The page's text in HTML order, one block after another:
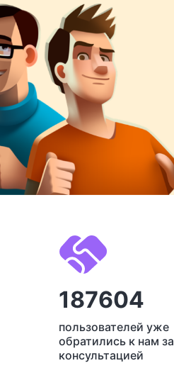
187604
пользователей уже
обратились к нам за
консультацией